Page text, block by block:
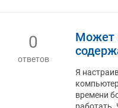
0
ответов
Может
Я
времени